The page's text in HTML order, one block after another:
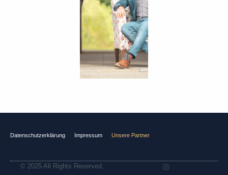
Philipps
Anzüge
Datenschutzerklärung Impressum Unsere Partner
© 2025 All Rights Reserved.